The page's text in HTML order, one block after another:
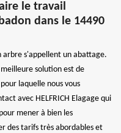
le travail
dans le 14490
arbre s'appellent un abattage.
solution est de
laquelle nous vous
avec HELFRICH Elagage qui
mener à bien les
des tarifs très abordables et